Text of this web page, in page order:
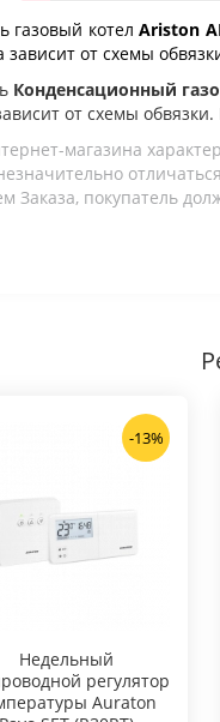
газовый котелAriston
зависит от схемы
Конденсационный
от схемы
магазина
покупатель
-13%
Hедельный
регулятор
Auraton